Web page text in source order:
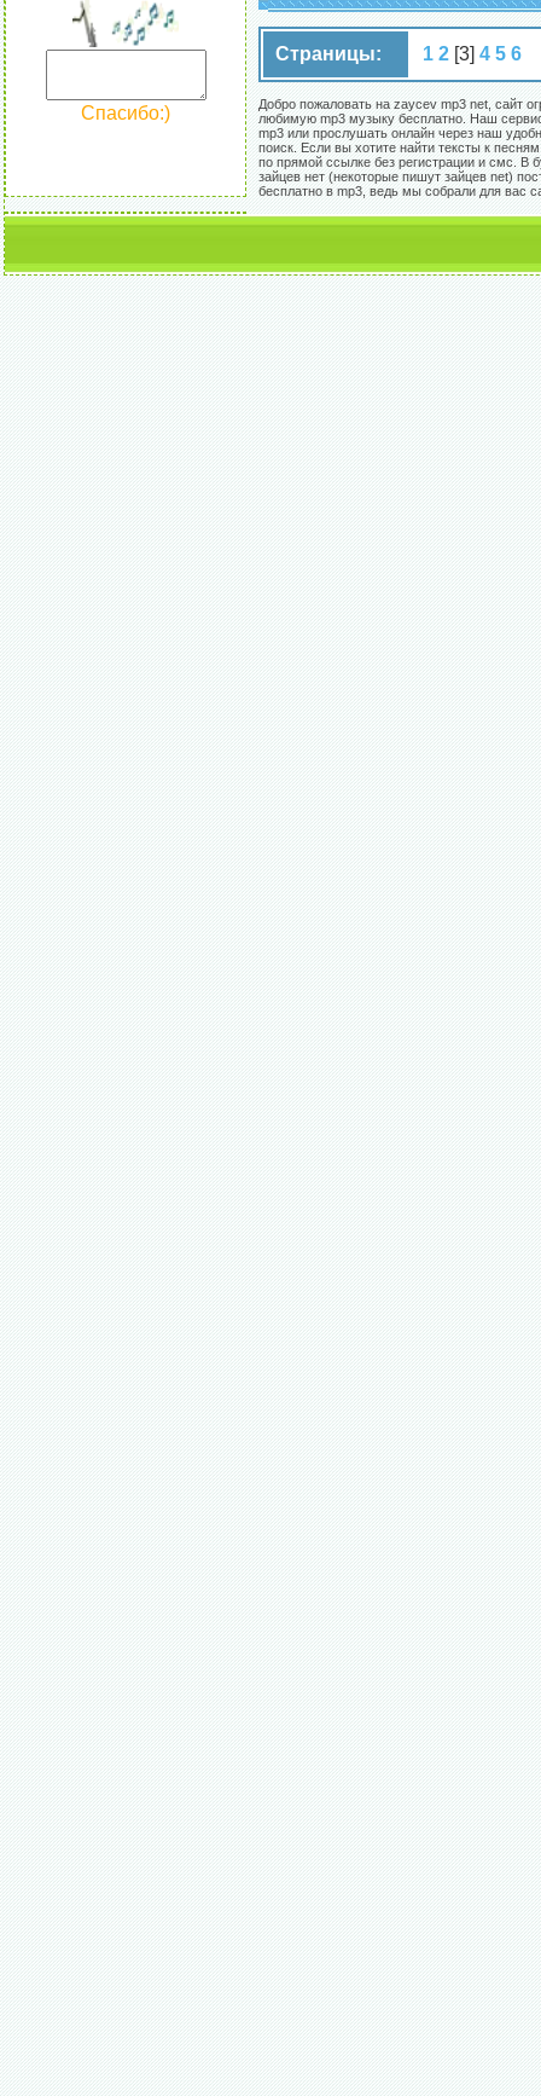
Спасибо:)
Страницы: 1 2 [3] 4 5 6
Добро пожаловать на zaycev mp3 net, сайт
любимую mp3 музыку бесплатно. Наш
mp3 или прослушать онлайн через наш
поиск. Если вы хотите найти тексты к
по прямой ссылке без регистрации и смс.
зайцев нет (некоторые пишут зайцев net)
бесплатно в mp3, ведь мы собрали для вас